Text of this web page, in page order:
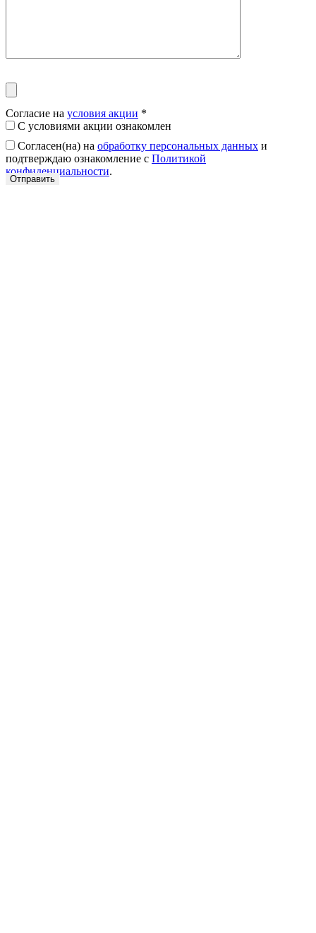
Согласие на условия акции *
С условиями акции ознакомлен
Согласен(на) на обработку персональных данных и
подтверждаю ознакомление с Политикой
конфиденциальности.